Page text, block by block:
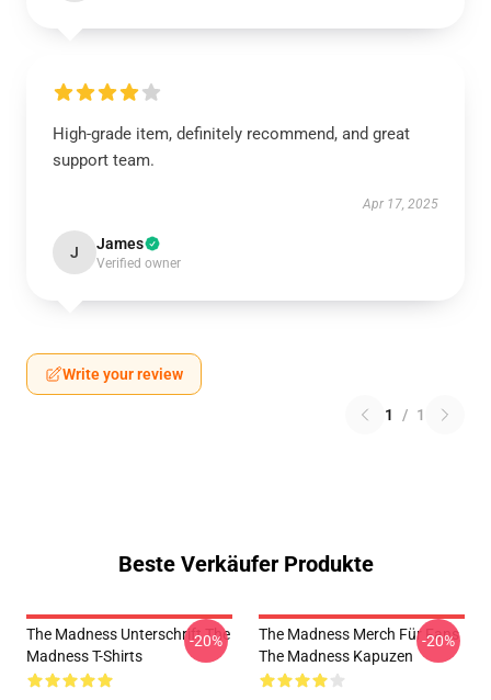
High-grade item, definitely recommend, and great
support team.
Apr 17, 2025
J James
Verified owner
Write your review
1 / 1
Beste Verkäufer Produkte
The Madness Unterschrift The
Madness T-Shirts
-20%
The Madness Merch Für Fans
The Madness Kapuzen
-20%